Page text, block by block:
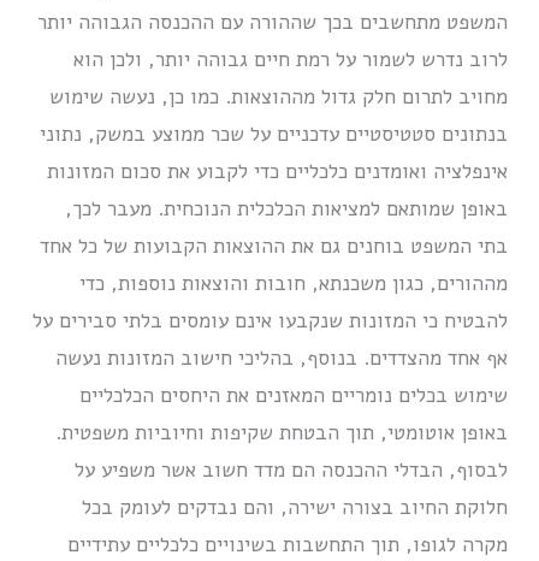
המשפט מתחשבים בכך שההורה עם ההכנסה הגבוהה יותר
לרוב נדרש לשמור על רמת חיים גבוהה יותר, ולכן הוא
מחויב לתרום חלק גדול מההוצאות. כמו כן, נעשה שימוש
בנתונים סטטיסטיים עדכניים על שכר ממוצע במשק, נתוני
אינפלציה ואומדנים כלכליים כדי לקבוע את סכום המזונות
באופן שמותאם למציאות הכלכלית הנוכחית. מעבר לכך,
בתי המשפט בוחנים גם את ההוצאות הקבועות של כל אחד
מההורים, כגון משכנתא, חובות והוצאות נוספות, כדי
להבטיח כי המזונות שנקבעו אינם עומסים בלתי סבירים על
אף אחד מהצדדים. בנוסף, בהליכי חישוב המזונות נעשה
שימוש בכלים נומריים המאזנים את היחסים הכלכליים
באופן אוטומטי, תוך הבטחת שקיפות וחיוביות משפטית.
לבסוף, הבדלי ההכנסה הם מדד חשוב אשר משפיע על
חלוקת החיוב בצורה ישירה, והם נבדקים לעומק בכל
מקרה לגופו, תוך התחשבות בשינויים כלכליים עתידיים